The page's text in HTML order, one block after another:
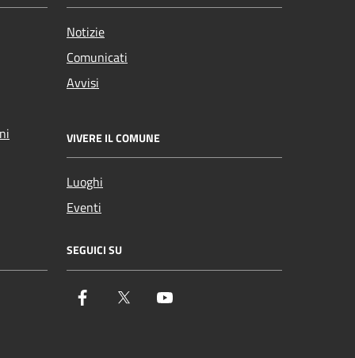
Notizie
Comunicati
Avvisi
VIVERE IL COMUNE
Luoghi
Eventi
SEGUICI SU
Facebook Twitter